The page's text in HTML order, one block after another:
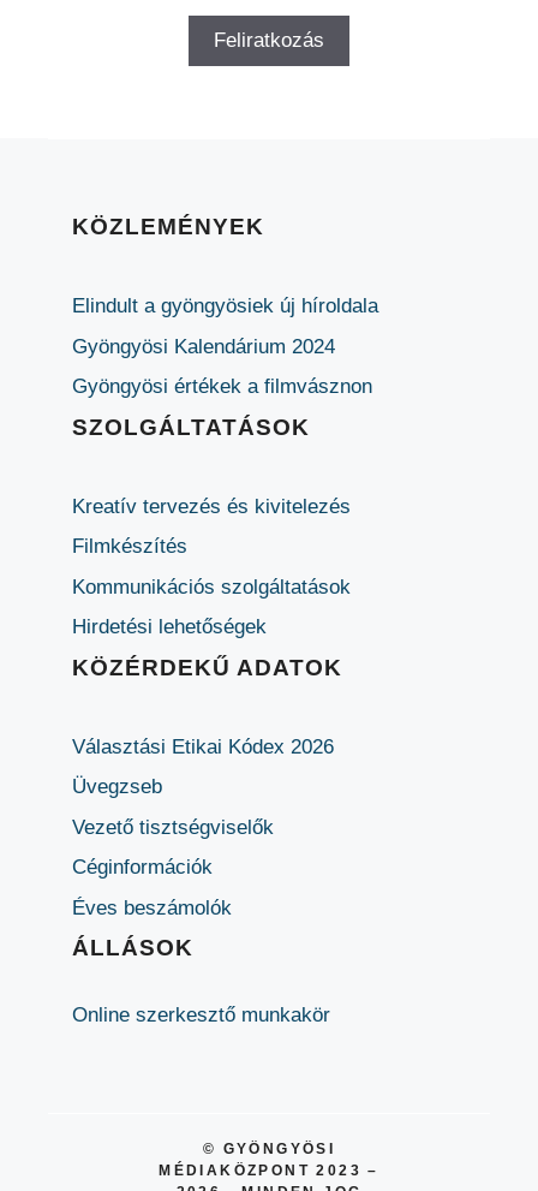
KÖZLEMÉNYEK
Elindult a gyöngyösiek új híroldala
Gyöngyösi Kalendárium 2024
Gyöngyösi értékek a filmvásznon
SZOLGÁLTATÁSOK
Kreatív tervezés és kivitelezés
Filmkészítés
Kommunikációs szolgáltatások
Hirdetési lehetőségek
KÖZÉRDEKŰ ADATOK
Választási Etikai Kódex 2026
Üvegzseb
Vezető tisztségviselők
Céginformációk
Éves beszámolók
ÁLLÁSOK
Online szerkesztő munkakör
© GYÖNGYÖSI
MÉDIAKÖZPONT 2023 –